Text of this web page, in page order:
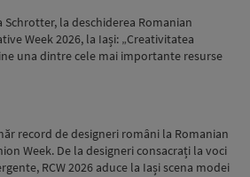
Schrotter, la deschiderea Romanian
Week 2026, la Iași: „Creativitatea
una dintre cele mai importante resurse
record de designeri români la Romanian
Week. De la designeri consacrați la voci
RCW 2026 aduce la Iași scena modei